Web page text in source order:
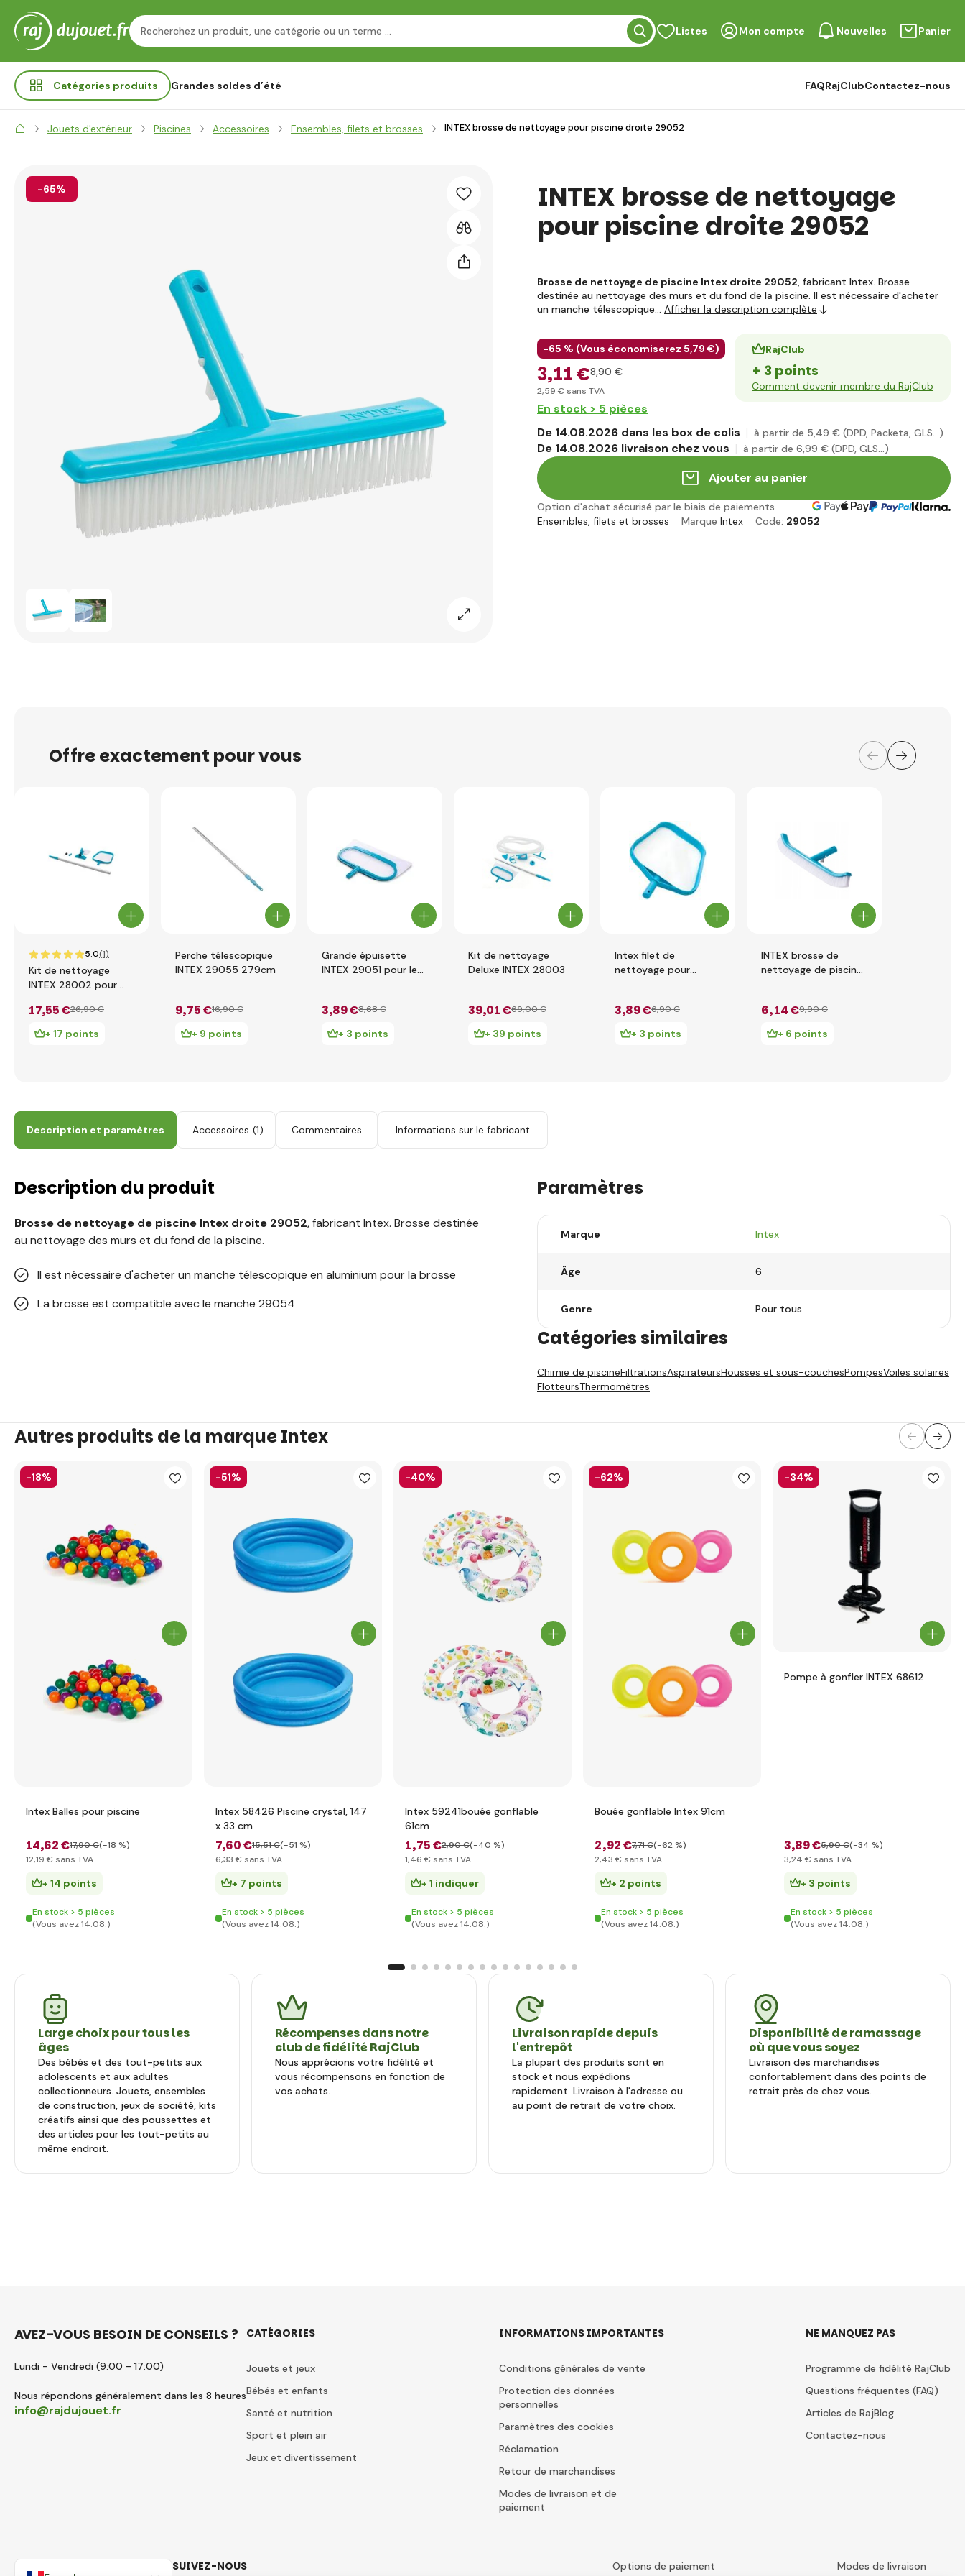
Listes Mon compte Nouvelles Panier
Catégories produits Grandes soldes d’été FAQRajClubContactez-nous
Jouets d'extérieur Piscines Accessoires Ensembles, filets et brosses INTEX brosse de nettoyage pour piscine droite 29052
-65%
INTEX brosse de nettoyage
pour piscine droite 29052
Brosse de nettoyage de piscine Intex droite 29052, fabricant Intex. Brosse
destinée au nettoyage des murs et du fond de la piscine. Il est nécessaire d'acheter
un manche télescopique… Afficher la description complète
-65 % (Vous économiserez 5,79 €)
3,11 €8,90 €
2,59 € sans TVA
RajClub
+ 3 points
Comment devenir membre du RajClub
En stock > 5 pièces
De 14.08.2026 dans les box de colis
à partir de 5,49 € (DPD, Packeta, GLS...)
De 14.08.2026 livraison chez vous à partir de 6,99 € (DPD, GLS...)
Ajouter au panier
Option d'achat sécurisé par le biais de paiements
Ensembles, filets et brosses
Marque Intex Code: 29052
Offre exactement pour vous
5.0(1)
Kit de nettoyage
INTEX 28002 pour
17,55 €26,90 €
+ 17 points
Perche télescopique
INTEX 29055 279cm
9,75 €16,90 €
+ 9 points
Grande épuisette
INTEX 29051 pour le
3,89 €8,68 €
+ 3 points
Kit de nettoyage
Deluxe INTEX 28003
39,01 €69,00 €
+ 39 points
Intex filet de
nettoyage pour
3,89 €6,90 €
+ 3 points
INTEX brosse de
nettoyage de piscine
6,14 €9,90 €
+ 6 points
Description et paramètres Accessoires (1) Commentaires Informations sur le fabricant
Description du produit
Brosse de nettoyage de piscine Intex droite 29052, fabricant Intex. Brosse destinée
au nettoyage des murs et du fond de la piscine.
Il est nécessaire d'acheter un manche télescopique en aluminium pour la brosse
La brosse est compatible avec le manche 29054
Paramètres
Marque Intex
Âge 6
Genre Pour tous
Catégories similaires
Chimie de piscineFiltrationsAspirateursHousses et sous-couchesPompesVoiles solaires
FlotteursThermomètres
Autres produits de la marque Intex
-18%
Intex Balles pour piscine
14,62 €17,90 €(-18 %)
12,19 € sans TVA
+ 14 points
En stock > 5 pièces
(Vous avez 14.08.)
-51%
Intex 58426 Piscine crystal, 147
x 33 cm
7,60 €15,51 €(-51 %)
6,33 € sans TVA
+ 7 points
En stock > 5 pièces
(Vous avez 14.08.)
-40%
Intex 59241bouée gonflable
61cm
1,75 €2,90 €(-40 %)
1,46 € sans TVA
+ 1 indiquer
En stock > 5 pièces
(Vous avez 14.08.)
-62%
Bouée gonflable Intex 91cm
2,92 €7,71 €(-62 %)
2,43 € sans TVA
+ 2 points
En stock > 5 pièces
(Vous avez 14.08.)
-34%
Pompe à gonfler INTEX 68612
3,89 €5,90 €(-34 %)
3,24 € sans TVA
+ 3 points
En stock > 5 pièces
(Vous avez 14.08.)
Large choix pour tous les
âges
Des bébés et des tout-petits aux
adolescents et aux adultes
collectionneurs. Jouets, ensembles
de construction, jeux de société, kits
créatifs ainsi que des poussettes et
des articles pour les tout-petits au
même endroit.
Récompenses dans notre
club de fidélité RajClub
Nous apprécions votre fidélité et
vous récompensons en fonction de
vos achats.
Livraison rapide depuis
l'entrepôt
La plupart des produits sont en
stock et nous expédions
rapidement. Livraison à l'adresse ou
au point de retrait de votre choix.
Disponibilité de ramassage
où que vous soyez
Livraison des marchandises
confortablement dans des points de
retrait près de chez vous.
AVEZ-VOUS BESOIN DE CONSEILS ?
Lundi - Vendredi (9:00 - 17:00)
Nous répondons généralement dans les 8 heures
info@rajdujouet.fr
CATÉGORIES
Jouets et jeux
Bébés et enfants
Santé et nutrition
Sport et plein air
Jeux et divertissement
INFORMATIONS IMPORTANTES
Conditions générales de vente
Protection des données
personnelles
Paramètres des cookies
Réclamation
Retour de marchandises
Modes de livraison et de
paiement
NE MANQUEZ PAS
Programme de fidélité RajClub
Questions fréquentes (FAQ)
Articles de RajBlog
Contactez-nous
SUIVEZ-NOUS Options de paiement Modes de livraison